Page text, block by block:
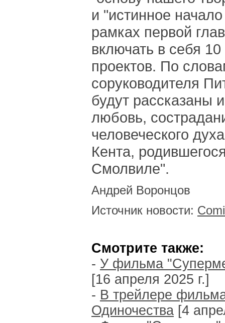
и "истинное
рамках первой
включать в себя
проектов. По
соруководителя
будут рассказаны
любовь,
человеческого
Кента,
Смолвиле".
Андрей Воронцов
Источник новости:
Смотрите также:
- У фильма
[16 апреля 2025 г.]
- В трейлере
Одиночества [4